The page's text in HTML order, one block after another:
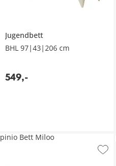
Jugendbett
BHL 97|43|206 cm
549,-
pinio Bett Miloo